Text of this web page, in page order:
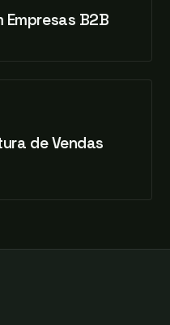
Empresas B2B
de Vendas